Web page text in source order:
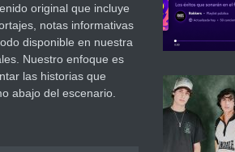
original que incluye
notas informativas
disponible en nuestra
Nuestro enfoque es
las historias que
abajo del escenario.